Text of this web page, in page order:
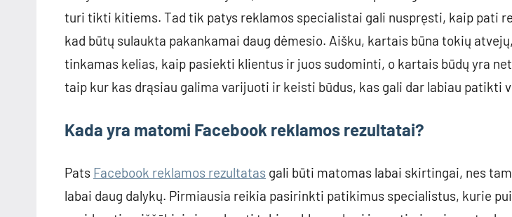
turi tikti kitiems. Tad tik patys reklamos specialistai gali nuspręsti, kaip pati
kad būtų sulaukta pakankamai daug dėmesio. Aišku, kartais būna tokių
tinkamas kelias, kaip pasiekti klientus ir juos sudominti, o kartais būdų yra
taip kur kas drąsiau galima varijuoti ir keisti būdus, kas gali dar labiau patikti
Kada yra matomi Facebook reklamos rezultatai?
Pats Facebook reklamos rezultatas gali būti matomas labai skirtingai, nes
labai daug dalykų. Pirmiausia reikia pasirinkti patikimus specialistus, kurie